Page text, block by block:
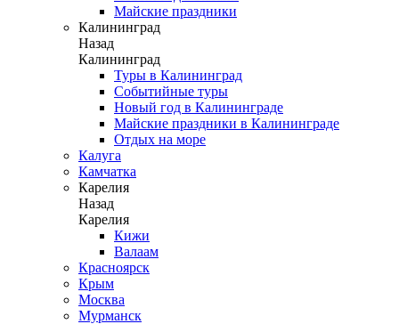
Майские праздники
Калининград
Назад
Калининград
Туры в Калининград
Событийные туры
Новый год в Калининграде
Майские праздники в Калининграде
Отдых на море
Калуга
Камчатка
Карелия
Назад
Карелия
Кижи
Валаам
Красноярск
Крым
Москва
Мурманск